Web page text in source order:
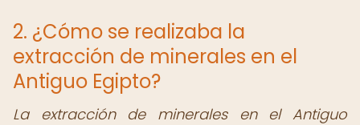
2. ¿Cómo se realizaba la
extracción de minerales en el
Antiguo Egipto?
La extracción de minerales en el Antiguo